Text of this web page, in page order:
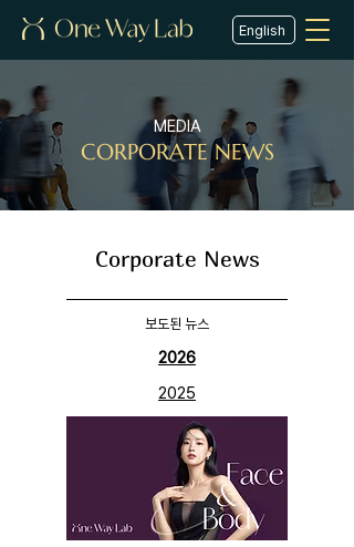
English
MEDIA
CORPORATE NEWS
Corporate News
​보도된 뉴스
2026
2025